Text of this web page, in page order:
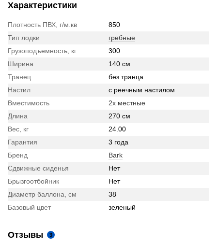
Характеристики
Плотность ПВХ, г/м.кв
850
Тип лодки
гребные
Грузоподъемность, кг
300
Ширина
140 см
Транец
без транца
Настил
с реечным настилом
Вместимость
2х местные
Длина
270 см
Вес, кг
24.00
Гарантия
3 года
Бренд
Bark
Сдвижные сиденья
Нет
Брызгоотбойник
Нет
Диаметр баллона, см
38
Базовый цвет
зеленый
Отзывы 3